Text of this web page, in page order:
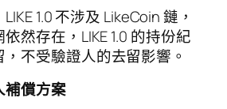
1.0 不涉及 LikeCoin 鏈，
然存在，LIKE 1.0 的持份紀
不受驗證人的去留影響。
補償方案